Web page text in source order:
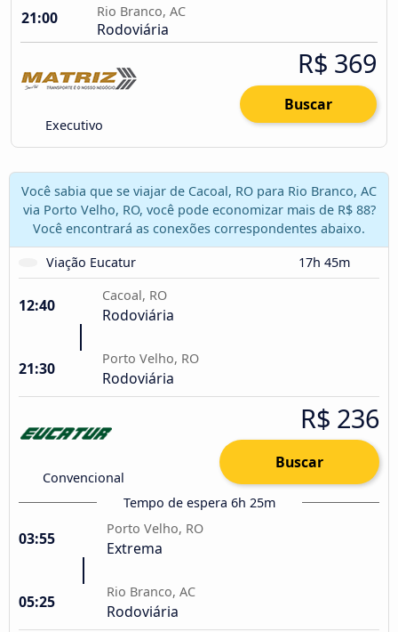
21:00
Rio Branco, AC
Rodoviária
Executivo
R$ 369
Buscar
Você sabia que se viajar de Cacoal, RO para Rio Branco, AC
via Porto Velho, RO, você pode economizar mais de R$ 88?
Você encontrará as conexões correspondentes abaixo.
Viação Eucatur
17h 45m
12:40
Cacoal, RO
Rodoviária
21:30
Porto Velho, RO
Rodoviária
Convencional
R$ 236
Buscar
Tempo de espera 6h 25m
03:55
Porto Velho, RO
Extrema
05:25
Rio Branco, AC
Rodoviária